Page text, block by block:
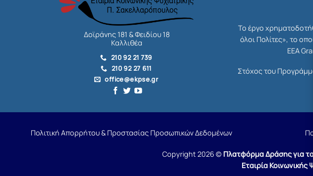
Δοϊράνης 181 & Φειδίου 18
Καλλιθέα
210 92 21 739
210 92 27 611
office@ekpse.gr
Το έργο
όλοι Πολίτες», το
EEA
Στόχος του
Πολιτική Απορρήτου & Προστασίας Προσωπικών Δεδομένων
Copyright 2026 © Πλατφόρμα Δράσης για
Εταιρία Κοινωνικής